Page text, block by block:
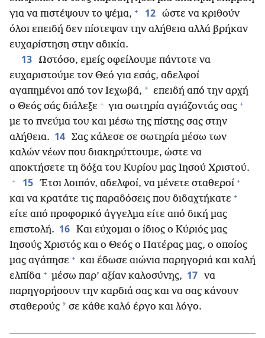
για να πιστέψουν το ψέμα, + 12 ώστε να κριθούν
όλοι επειδή δεν πίστεψαν την αλήθεια αλλά βρήκαν
ευχαρίστηση στην αδικία.
13 Ωστόσο, εμείς οφείλουμε πάντοτε να
ευχαριστούμε τον Θεό για εσάς, αδελφοί
αγαπημένοι από τον Ιεχωβά, * επειδή από την αρχή
ο Θεός σάς διάλεξε + για σωτηρία αγιάζοντάς σας +
με το πνεύμα του και μέσω της πίστης σας στην
αλήθεια. 14 Σας κάλεσε σε σωτηρία μέσω των
καλών νέων που διακηρύττουμε, ώστε να
αποκτήσετε τη δόξα του Κυρίου μας Ιησού Χριστού.
+ 15 Έτσι λοιπόν, αδελφοί, να μένετε σταθεροί +
και να κρατάτε τις παραδόσεις που διδαχτήκατε +
είτε από προφορικό άγγελμα είτε από δική μας
επιστολή. 16 Και εύχομαι ο ίδιος ο Κύριός μας
Ιησούς Χριστός και ο Θεός ο Πατέρας μας, ο οποίος
μας αγάπησε + και έδωσε αιώνια παρηγοριά και καλή
ελπίδα + μέσω παρ’ αξίαν καλοσύνης, 17 να
παρηγορήσουν την καρδιά σας και να σας κάνουν
σταθερούς * σε κάθε καλό έργο και λόγο.